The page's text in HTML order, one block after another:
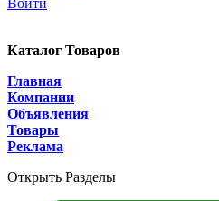
Войти
Каталог Товаров
Главная
Компании
Объявления
Товары
Реклама
Открыть Разделы